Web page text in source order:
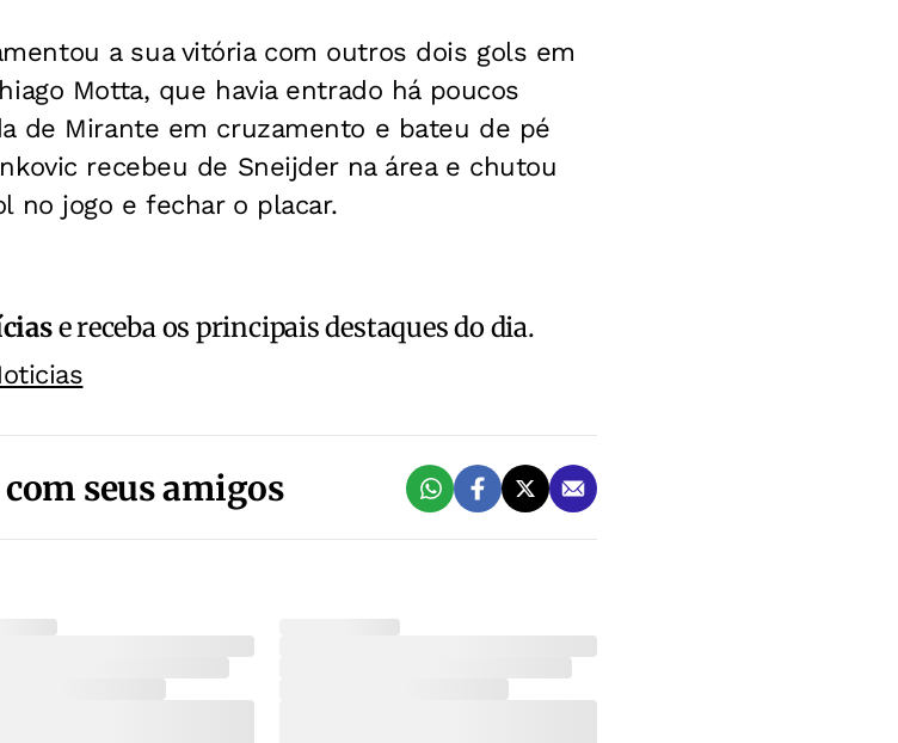
a sua vitória com outros dois gols em
Motta, que havia entrado há poucos
de Mirante em cruzamento e bateu de pé
recebeu de Sneijder na área e chutou
no jogo e fechar o placar.
e receba os principais destaques do dia.
seus amigos